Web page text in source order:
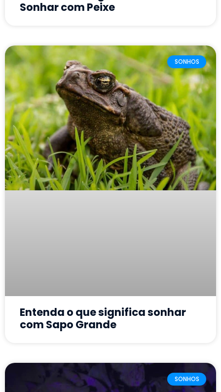
Sonhar com Peixe
SONHOS
Entenda o que significa sonhar
com Sapo Grande
SONHOS